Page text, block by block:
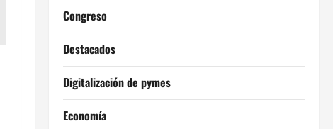
Congreso
Destacados
Digitalización de pymes
Economía